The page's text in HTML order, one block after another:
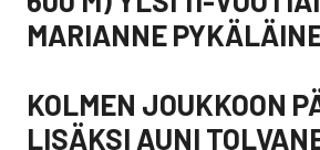
MARIANNE
KOLMEN JOUKKOON
LISÄKSI AUNI